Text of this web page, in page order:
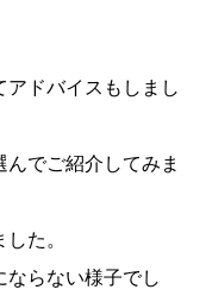
ンペーン
声
ドバイスもしまし
でご紹介してみま
た。
ならない様子でし